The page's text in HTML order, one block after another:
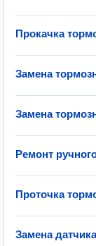
Прокачка
Замена
Замена
Ремонт
Проточка
Замена